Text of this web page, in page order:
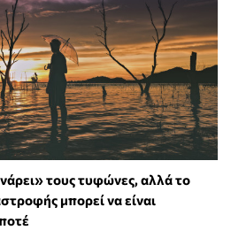
τους τυφώνες, αλλά το
μπορεί να είναι